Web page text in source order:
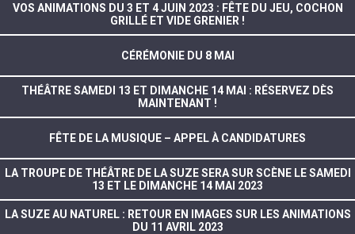
VOS ANIMATIONS DU 3 ET 4 JUIN 2023 : FÊTE DU JEU, COCHON
GRILLÉ ET VIDE GRENIER !
CÉRÉMONIE DU 8 MAI
THÉÂTRE SAMEDI 13 ET DIMANCHE 14 MAI : RÉSERVEZ DÈS
MAINTENANT !
FÊTE DE LA MUSIQUE – APPEL À CANDIDATURES
LA TROUPE DE THÉÂTRE DE LA SUZE SERA SUR SCÈNE LE SAMEDI
13 ET LE DIMANCHE 14 MAI 2023
LA SUZE AU NATUREL : RETOUR EN IMAGES SUR LES ANIMATIONS
DU 11 AVRIL 2023